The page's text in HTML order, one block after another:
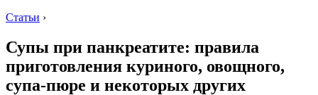
Статьи ›
Супы при панкреатите: правила
приготовления куриного, овощного,
супа-пюре и некоторых других